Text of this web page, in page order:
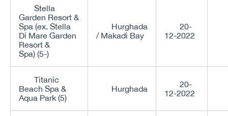
Stella
Garden Resort &
Spa (ex. Stella
Di Mare Garden
Resort &
Spa) (5-)
Hurghada
/ Makadi Bay
20-
12-2022
Titanic
Beach Spa &
Aqua Park (5)
Hurghada
20-
12-2022